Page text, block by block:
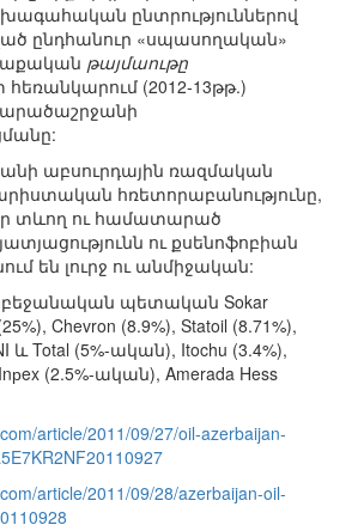
ընտրություններով
ընդհանուր «սպասողական»
թայմաութը
(2012-13թթ.)
աբսուրդային ռազմական
հռետորաբանությունը,
տևող ու համատարած
ու քսենոֆոբիան
են լուրջ ու անմիջական:
պետական Sokar
Chevron (8.9%), Statoil (8.71%),
և Total (5%-ական), Itochu (3.4%),
(2.5%-ական), Amerada Hess
article/2011/09/27/oil-azerbaijan-
article/2011/09/28/azerbaijan-oil-